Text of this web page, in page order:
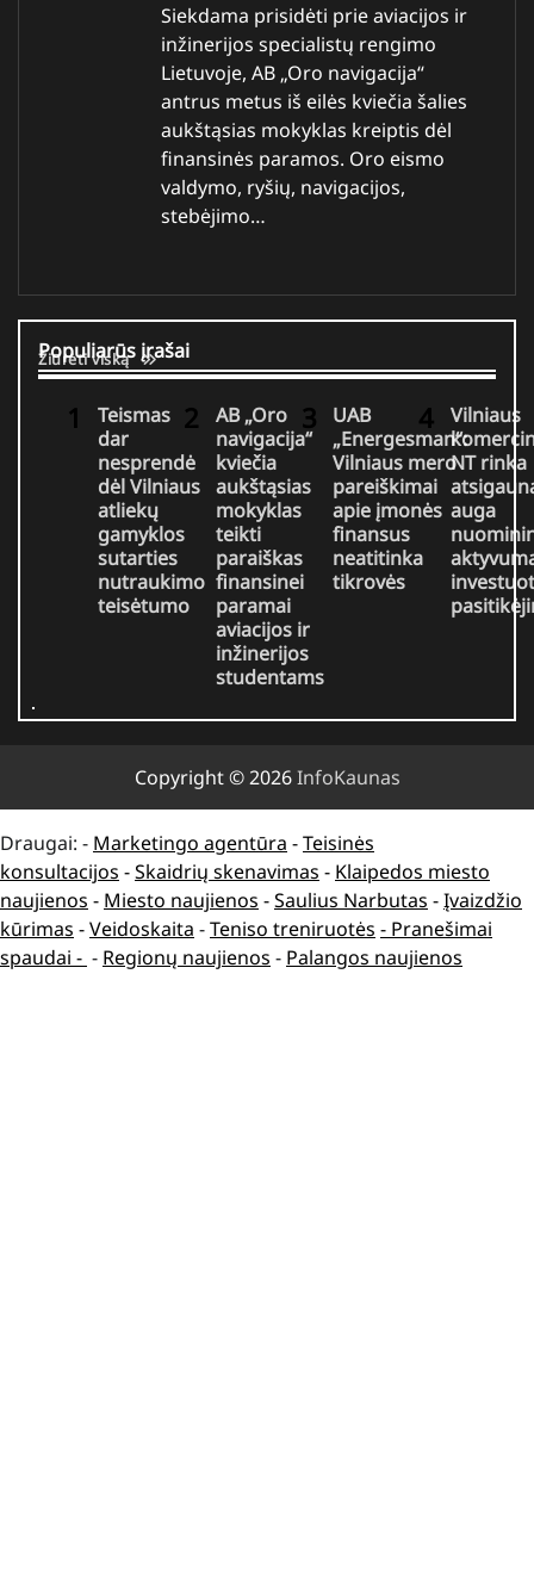
Siekdama prisidėti prie aviacijos ir
inžinerijos specialistų rengimo
Lietuvoje, AB „Oro navigacija“
antrus metus iš eilės kviečia šalies
aukštąsias mokyklas kreiptis dėl
finansinės paramos. Oro eismo
valdymo, ryšių, navigacijos,
stebėjimo…
Populiarūs įrašai
Žiūrėti viską
Teismas
dar
nesprendė
dėl Vilniaus
atliekų
gamyklos
sutarties
nutraukimo
teisėtumo
AB „Oro
navigacija“
kviečia
aukštąsias
mokyklas
teikti
paraiškas
finansinei
paramai
aviacijos ir
inžinerijos
studentams
UAB
„Energesman“:
Vilniaus mero
pareiškimai
apie įmonės
finansus
neatitinka
tikrovės
Vilniaus
NT rinka
auga
Copyright © 2026InfoKaunas
Draugai: - Marketingo agentūra -Teisinės
konsultacijos -Skaidrių skenavimas - Klaipedos miesto
naujienos - Miesto naujienos -Saulius Narbutas -Įvaizdžio
kūrimas -Veidoskaita -Teniso treniruotės - Pranešimai
spaudai - - Regionų naujienos - Palangos naujienos